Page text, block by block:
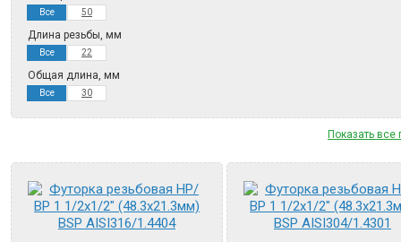
Все 50
Длина резьбы, мм
Все 22
Общая длина, мм
Все 30
Показать